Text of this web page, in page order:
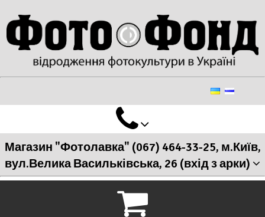
Магазин "Фотолавка" (067) 464-33-25, м.Київ,
вул.Велика Васильківська, 26 (вхід з арки)